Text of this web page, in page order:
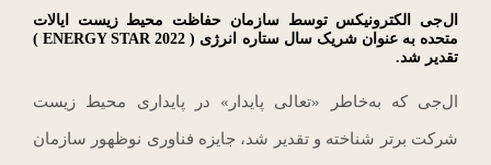
ال‌جی الکترونیکس توسط سازمان حفاظت محیط زیست ایالات
متحده به عنوان شریک سال ستاره انرژی ( 2022 ENERGY STAR )
تقدیر شد.
ال‌جی که به‌خاطر «تعالی پایدار» در پایداری محیط‌ زیست
شرکت برتر شناخته و تقدیر شد، جایزه فناوری نوظهور سازمان